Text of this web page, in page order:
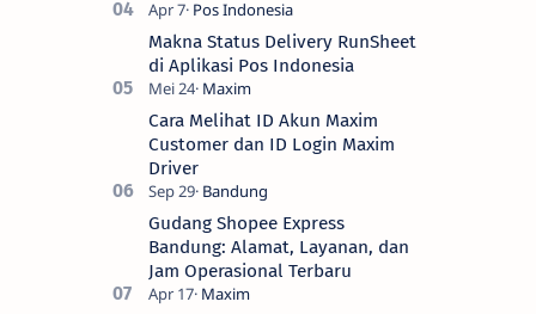
Makna Status Delivery RunSheet
di Aplikasi Pos Indonesia
Cara Melihat ID Akun Maxim
Customer dan ID Login Maxim
Driver
Gudang Shopee Express
Bandung: Alamat, Layanan, dan
Jam Operasional Terbaru